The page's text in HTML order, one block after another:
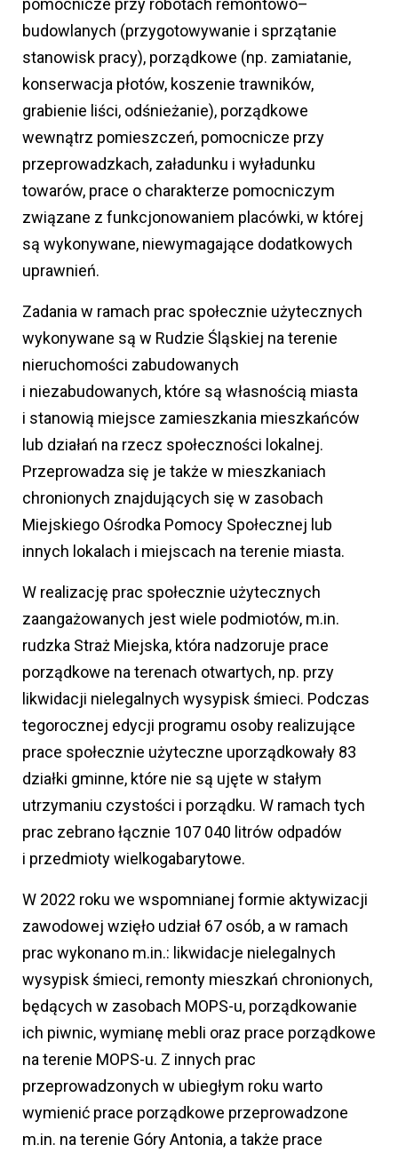
pomocnicze przy robotach remontowo–
budowlanych (przygotowywanie i sprzątanie
stanowisk pracy), porządkowe (np. zamiatanie,
konserwacja płotów, koszenie trawników,
grabienie liści, odśnieżanie), porządkowe
wewnątrz pomieszczeń, pomocnicze przy
przeprowadzkach, załadunku i wyładunku
towarów, prace o charakterze pomocniczym
związane z funkcjonowaniem placówki, w której
są wykonywane, niewymagające dodatkowych
uprawnień.
Zadania w ramach prac społecznie użytecznych
wykonywane są w Rudzie Śląskiej na terenie
nieruchomości zabudowanych
i niezabudowanych, które są własnością miasta
i stanowią miejsce zamieszkania mieszkańców
lub działań na rzecz społeczności lokalnej.
Przeprowadza się je także w mieszkaniach
chronionych znajdujących się w zasobach
Miejskiego Ośrodka Pomocy Społecznej lub
innych lokalach i miejscach na terenie miasta.
W realizację prac społecznie użytecznych
zaangażowanych jest wiele podmiotów, m.in.
rudzka Straż Miejska, która nadzoruje prace
porządkowe na terenach otwartych, np. przy
likwidacji nielegalnych wysypisk śmieci. Podczas
tegorocznej edycji programu osoby realizujące
prace społecznie użyteczne uporządkowały 83
działki gminne, które nie są ujęte w stałym
utrzymaniu czystości i porządku. W ramach tych
prac zebrano łącznie 107 040 litrów odpadów
i przedmioty wielkogabarytowe.
W 2022 roku we wspomnianej formie aktywizacji
zawodowej wzięło udział 67 osób, a w ramach
prac wykonano m.in.: likwidacje nielegalnych
wysypisk śmieci, remonty mieszkań chronionych,
będących w zasobach MOPS-u, porządkowanie
ich piwnic, wymianę mebli oraz prace porządkowe
na terenie MOPS-u. Z innych prac
przeprowadzonych w ubiegłym roku warto
wymienić prace porządkowe przeprowadzone
m.in. na terenie Góry Antonia, a także prace